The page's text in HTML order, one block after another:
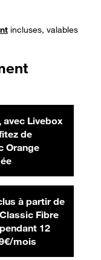
incluses, valables
avec Livebox
de
mois
Orange
à partir de
Fibre
€ par mois
pendant 12
mois42,99 € par